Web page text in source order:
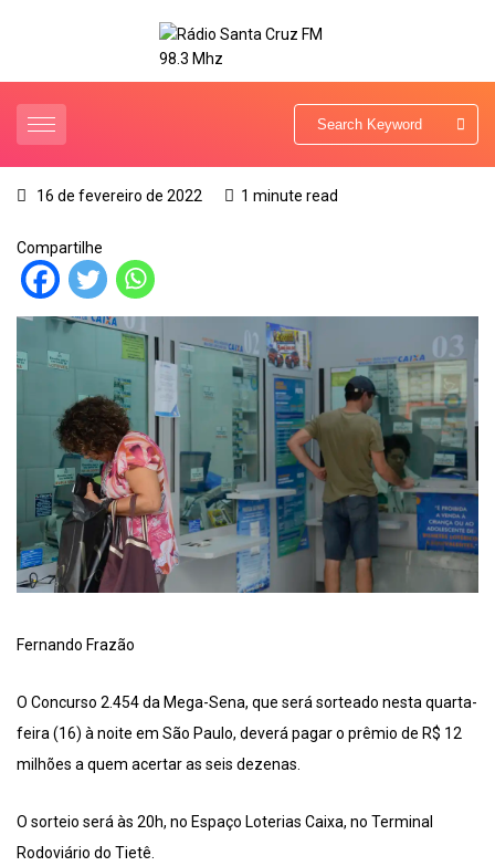
16 de fevereiro de 2022 1 minute read
Compartilhe
Fernando Frazão
O Concurso 2.454 da Mega-Sena, que será sorteado nesta quarta-
feira (16) à noite em São Paulo, deverá pagar o prêmio de R$ 12
milhões a quem acertar as seis dezenas.
O sorteio será às 20h, no Espaço Loterias Caixa, no Terminal
Rodoviário do Tietê.